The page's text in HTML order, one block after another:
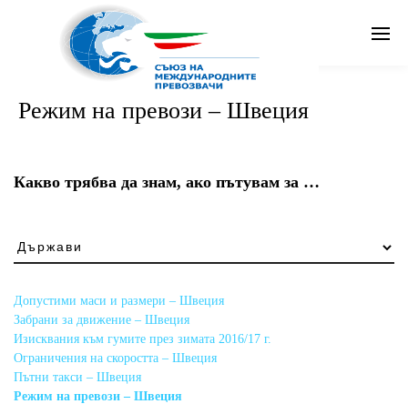
Режим на превози – Швеция
Какво трябва да знам, ако пътувам за …
Какво
трябва
знам,
ако
пътувам
за
…
Допустими маси и размери – Швеция
Забрани за движение – Швеция
Изисквания към гумите през зимата 2016/17 г.
Ограничения на скоростта – Швеция
Пътни такси – Швеция
Режим на превози – Швеция